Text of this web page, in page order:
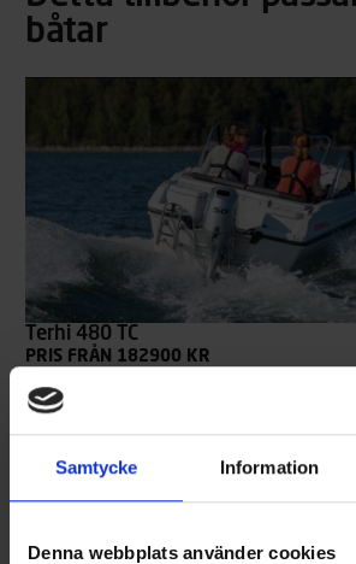
Samtycke Information
Denna webbplats använder cookies
båtar
Terhi 480 TC
PRIS FRÅN 182900 KR
motorbåt med dubbla styrkonsoler. Den
förvaringsutrymmen, en stor öppen för och